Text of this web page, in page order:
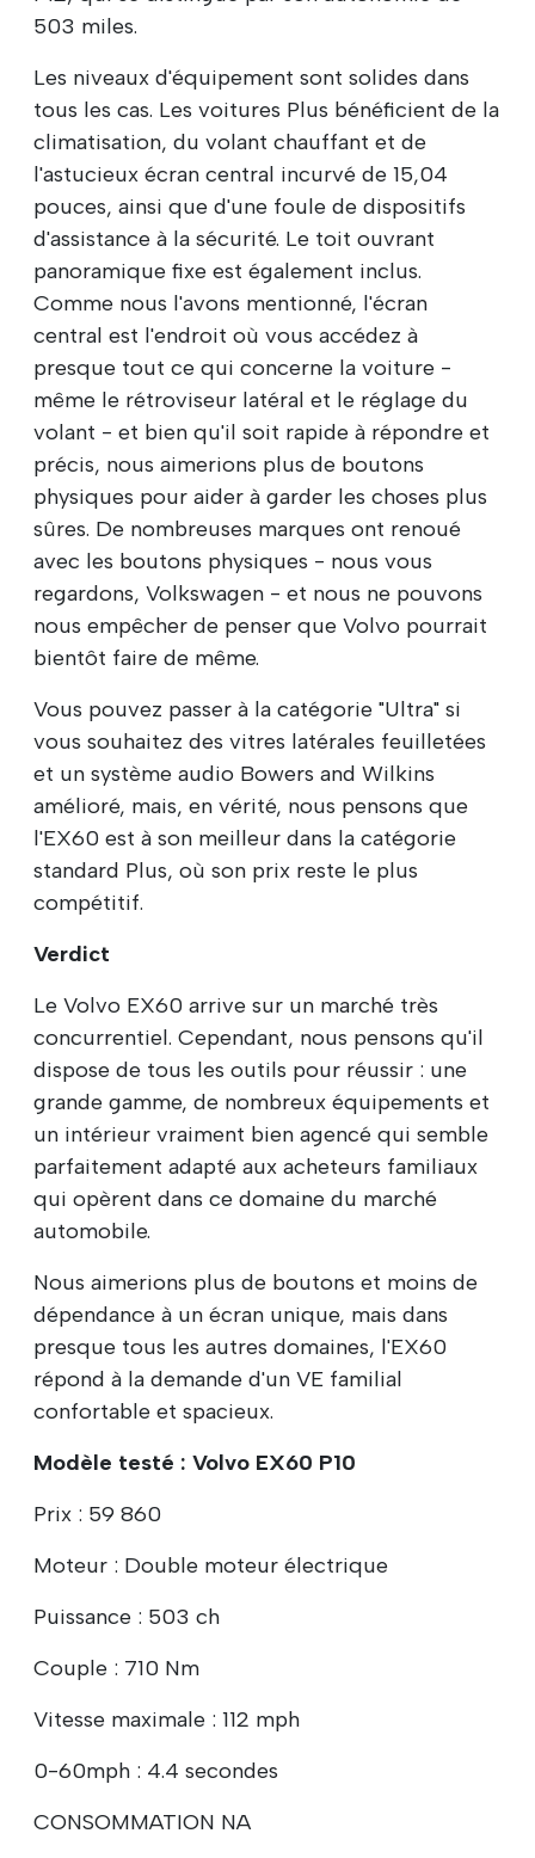
503 miles.
Les niveaux d'équipement sont solides dans
tous les cas. Les voitures Plus bénéficient de la
climatisation, du volant chauffant et de
l'astucieux écran central incurvé de 15,04
pouces, ainsi que d'une foule de dispositifs
d'assistance à la sécurité. Le toit ouvrant
panoramique fixe est également inclus.
Comme nous l'avons mentionné, l'écran
central est l'endroit où vous accédez à
presque tout ce qui concerne la voiture -
même le rétroviseur latéral et le réglage du
volant - et bien qu'il soit rapide à répondre et
précis, nous aimerions plus de boutons
physiques pour aider à garder les choses plus
sûres. De nombreuses marques ont renoué
avec les boutons physiques - nous vous
regardons, Volkswagen - et nous ne pouvons
nous empêcher de penser que Volvo pourrait
bientôt faire de même.
Vous pouvez passer à la catégorie "Ultra" si
vous souhaitez des vitres latérales feuilletées
et un système audio Bowers and Wilkins
amélioré, mais, en vérité, nous pensons que
l'EX60 est à son meilleur dans la catégorie
standard Plus, où son prix reste le plus
compétitif.
Verdict
Le Volvo EX60 arrive sur un marché très
concurrentiel. Cependant, nous pensons qu'il
dispose de tous les outils pour réussir : une
grande gamme, de nombreux équipements et
un intérieur vraiment bien agencé qui semble
parfaitement adapté aux acheteurs familiaux
qui opèrent dans ce domaine du marché
automobile.
Nous aimerions plus de boutons et moins de
dépendance à un écran unique, mais dans
presque tous les autres domaines, l'EX60
répond à la demande d'un VE familial
confortable et spacieux.
Modèle testé : Volvo EX60 P10
Prix : 59 860
Moteur : Double moteur électrique
Puissance : 503 ch
Couple : 710 Nm
Vitesse maximale : 112 mph
0-60mph : 4.4 secondes
CONSOMMATION NA